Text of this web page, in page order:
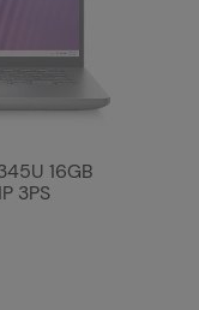
16GB
3PS